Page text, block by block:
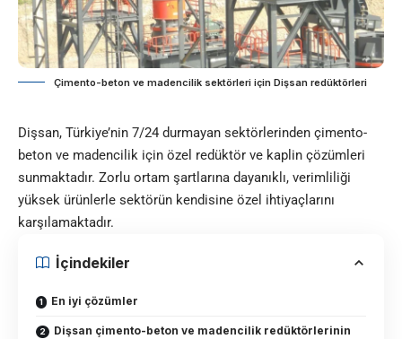
Çimento-beton ve madencilik sektörleri için Dişsan redüktörleri
Dişsan, Türkiye’nin 7/24 durmayan sektörlerinden çimento-
beton ve madencilik için özel redüktör ve kaplin çözümleri
sunmaktadır. Zorlu ortam şartlarına dayanıklı, verimliliği
yüksek ürünlerle sektörün kendisine özel ihtiyaçlarını
karşılamaktadır.
İçindekiler
En iyi çözümler
Dişsan çimento-beton ve madencilik redüktörlerinin